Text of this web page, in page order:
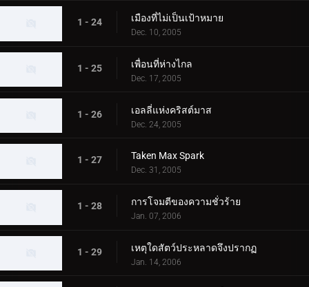
1 - 24 เมืองที่ไม่เป็นเป้าหมาย
Dec. 10, 2005
1 - 25 เพื่อนที่ห่างไกล
Dec. 17, 2005
1 - 26 เอลลี่แห่งคริสต์มาส
Dec. 24, 2005
1 - 27 Taken Max Spark
Dec. 31, 2005
1 - 28 การโจมตีของความชั่วร้าย
Jan. 07, 2006
1 - 29 เหตุใดสัตว์ประหลาดจึงปรากฏ
Jan. 14, 2006